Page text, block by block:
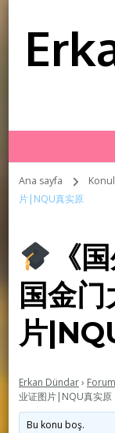
Ana sayfa
片|NQU真实原
《
国金
片
Erkan Dündar›
业证图片|NQU真实原
Bu konu boş.